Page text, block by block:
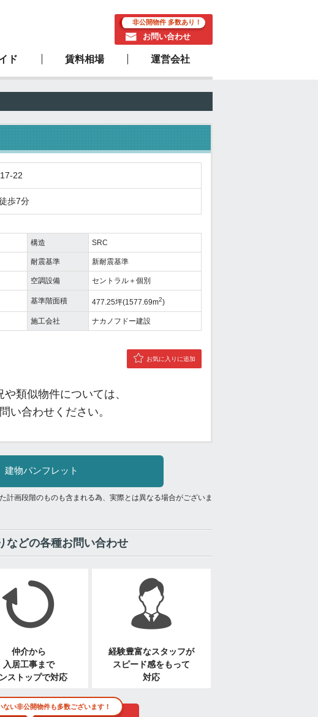
非公開物件 多数あり！
お問い合わせ
駅近物件
ド 賃料相場 運営会社
22
歩7分
構造 SRC
耐震基準 新耐震基準
空調設備 セントラル＋個別
基準階面積 477.25坪(1577.69m2)
施工会社 ナカノフドー建設
お気に入りに追加
類似物件については、
い合わせください。
建物パンフレット
計画段階のものも含まれる為、実際とは異なる場合がございま
などの各種お問い合わせ
仲介から
入居工事まで
ストップで対応
経験豊富なスタッフが
スピード感をもって
対応
ない非公開物件も多数ございます！